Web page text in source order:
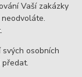
Vaší zakázky
osobních